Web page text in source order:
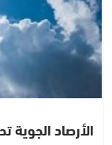
الأرصاد